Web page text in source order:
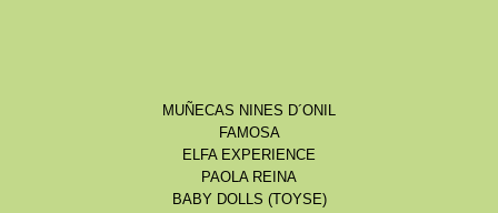
MUÑECAS NINES D´ONIL
FAMOSA
ELFA EXPERIENCE
PAOLA REINA
BABY DOLLS (TOYSE)